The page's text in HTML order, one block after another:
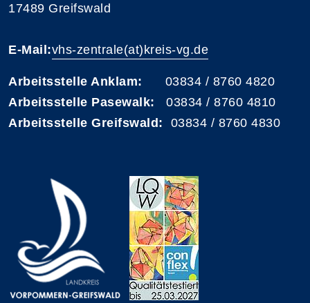
17489 Greifswald
E-Mail:vhs-zentrale(at)kreis-vg.de
Arbeitsstelle Anklam: 03834 / 8760 4820
Arbeitsstelle Pasewalk: 03834 / 8760 4810
Arbeitsstelle Greifswald: 03834 / 8760 4830